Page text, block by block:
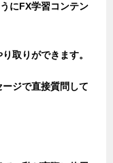
にFX学習コンテン
取りができます。
ジで直接質問して